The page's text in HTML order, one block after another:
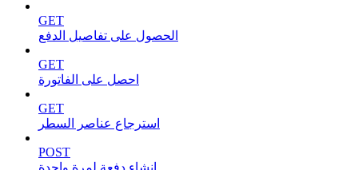
GET
الحصول على تفاصيل الدفع
GET
احصل على الفاتورة
GET
استرجاع عناصر السطر
POST